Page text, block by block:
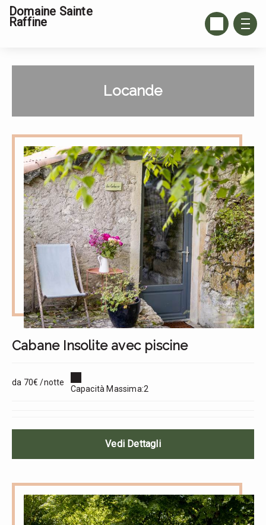
Domaine Sainte
Raffine
Locande
Cabane Insolite avec piscine
da 70€ /notte
Capacità Massima:2
Vedi Dettagli